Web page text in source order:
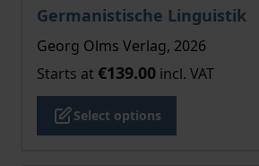
Germanistische Linguistik
The price depends on the
Georg Olms Verlag, 2026
Starts at €139.00 incl. VAT
Select options